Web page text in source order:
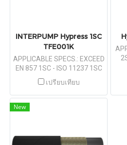
INTERPUMP Hypress 1SC
TFE001K
APPLICABLE SPECS.: EXCEED
EN 857 1SC - ISO 11237 1SC
เปรียบเทียบ
New